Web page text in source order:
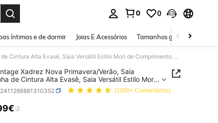
0 0
íntimas e de dormir Joias E Acessórios Tamanhos grandes
Saia Vintage Xadrez Nova Primavera/Verão, Saia Castanha de Cintura Alta Evasê, Saia Versátil Estilo Mori de Comprimento Médio, Ajuste Slim E Cobertura de Ancas. Com Design Xadrez Vintage, Respirável E Confortável Mantendo a Forma. Adequada para Trabalho E Ocasiões Diárias, Uma Adição Premium ao Seu Guarda-Roupa de Primavera/Verão.
Xadrez Nova Primavera/Verão, Saia
de Cintura Alta Evasê, Saia Versátil Estilo Mori
Médio, Ajuste Slim E Cobertura de
Com Design Xadrez Vintage, Respirável E
Mantendo a Forma. Adequada para
E Ocasiões Diárias, Uma Adição Premium ao
(1000+ Comentários)
AND AVAILABILITY